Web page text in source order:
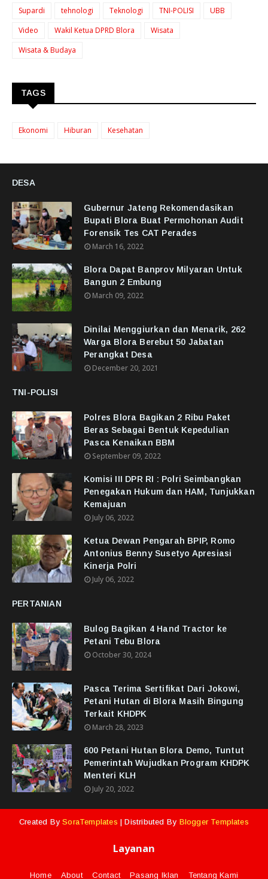
Supardi
tehnologi Teknologi TNI-POLISI
UBB
Video
Wakil Ketua DPRD Blora
Wisata
Wisata & Budaya
TAGS
Ekonomi Hiburan Kesehatan
DESA
Gubernur Jateng Rekomendasikan
Bupati Blora Buat Permohonan Audit
Forensik Tes CAT Perades
March 16, 2022
Blora Dapat Banprov Milyaran Untuk
Bangun 2 Embung
March 09, 2022
Dinilai Menggiurkan dan Menarik, 262
Warga Blora Berebut 50 Jabatan
Perangkat Desa
December 20, 2021
TNI-POLISI
Polres Blora Bagikan 2 Ribu Paket
Beras Sebagai Bentuk Kepedulian
Pasca Kenaikan BBM
September 09, 2022
Komisi III DPR RI : Polri Seimbangkan
Penegakan Hukum dan HAM, Tunjukkan
Kemajuan
July 06, 2022
Ketua Dewan Pengarah BPIP, Romo
Antonius Benny Susetyo Apresiasi
Kinerja Polri
July 06, 2022
PERTANIAN
Bulog Bagikan 4 Hand Tractor ke
Petani Tebu Blora
October 30, 2024
Pasca Terima Sertifikat Dari Jokowi,
Petani Hutan di Blora Masih Bingung
Terkait KHDPK
March 28, 2023
600 Petani Hutan Blora Demo, Tuntut
Pemerintah Wujudkan Program KHDPK
Menteri KLH
July 20, 2022
Created BySoraTemplates | Distributed By Blogger Templates
Layanan
Home About Contact Pasang Iklan Tentang Kami